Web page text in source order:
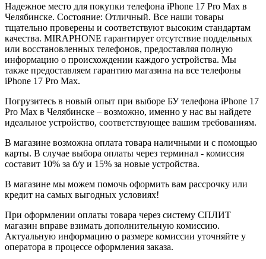
Надежное место для покупки телефона iPhone 17 Pro Max в
Челябинске. Состояние: Отличный. Все наши товары
тщательно проверены и соответствуют высоким стандартам
качества. MIRAPHONE гарантирует отсутствие поддельных
или восстановленных телефонов, предоставляя полную
информацию о происхождении каждого устройства. Мы
также предоставляем гарантию магазина на все телефоны
iPhone 17 Pro Max.
Погрузитесь в новый опыт при выборе БУ телефона iPhone 17
Pro Max в Челябинске – возможно, именно у нас вы найдете
идеальное устройство, соответствующее вашим требованиям.
В магазине возможна оплата товара наличными и с помощью
карты. В случае выбора оплаты через терминал - комиссия
составит 10% за б/у и 15% за новые устройства.
В магазине мы можем помочь оформить вам рассрочку или
кредит на самых выгодных условиях!
При оформлении оплаты товара через систему СПЛИТ
магазин вправе взимать дополнительную комиссию.
Актуальную информацию о размере комиссии уточняйте у
оператора в процессе оформления заказа.